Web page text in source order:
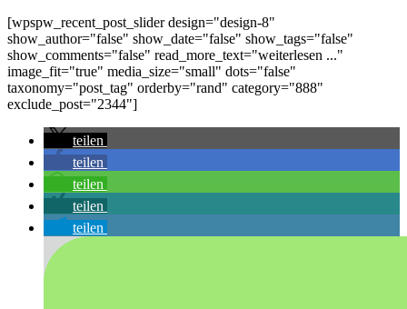
[wpspw_recent_post_slider design="design-8"
show_author="false" show_date="false" show_tags="false"
show_comments="false" read_more_text="weiterlesen ..."
image_fit="true" media_size="small" dots="false"
taxonomy="post_tag" orderby="rand" category="888"
exclude_post="2344"]
teilen
teilen
teilen
teilen
teilen